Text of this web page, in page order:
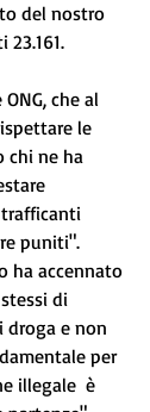
del nostro
23.161.
che al
le
chi ne ha
puniti".
ha accennato
di
droga e non
per
illegale  è